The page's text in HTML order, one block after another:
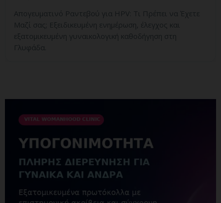
Απογευματινό Ραντεβού για HPV: Τι Πρέπει να Έχετε
Μαζί σας; Εξειδικευμένη ενημέρωση, έλεγχος και
εξατομικευμένη γυναικολογική καθοδήγηση στη
Γλυφάδα.